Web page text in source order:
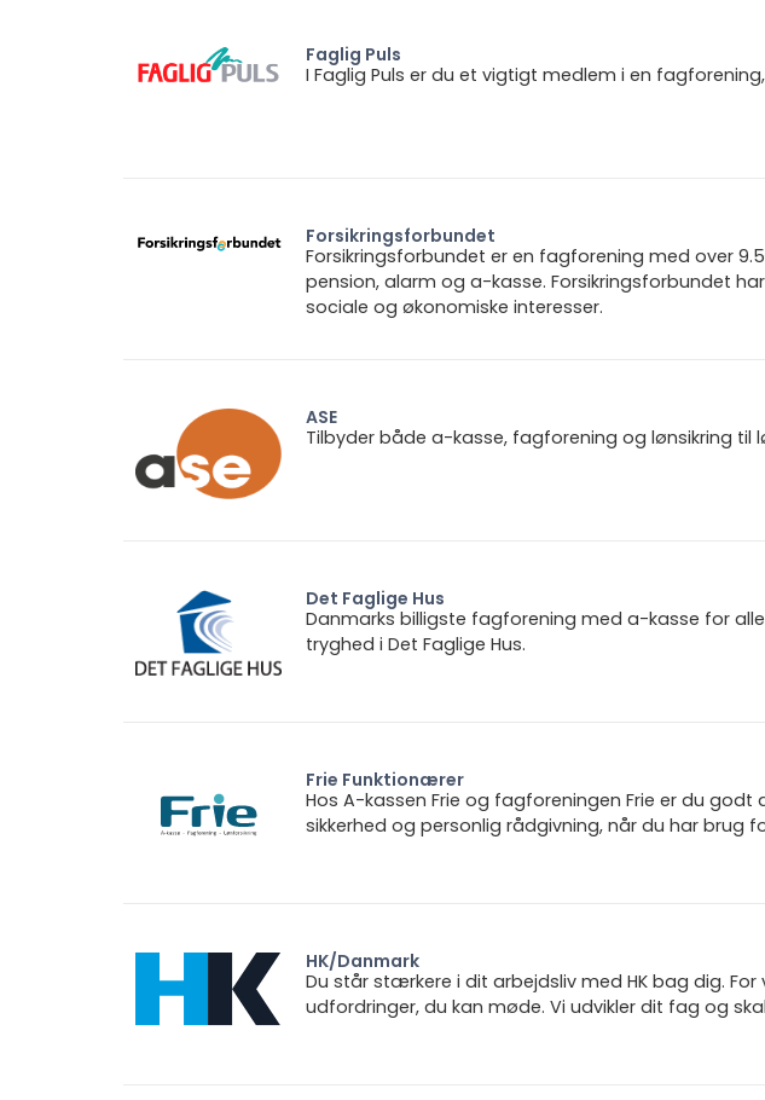
Faglig Puls
I Faglig Puls er du et vigtigt medlem i en
Forsikringsforbundet
Forsikringsforbundet er en fagforening med over
pension, alarm og a-kasse. Forsikringsforbundet
sociale og økonomiske interesser.
ASE
Tilbyder både a-kasse, fagforening og lønsikring
Det Faglige Hus
Danmarks billigste fagforening med a-kasse for
tryghed i Det Faglige Hus.
Frie Funktionærer
Hos A-kassen Frie og fagforeningen Frie er du
sikkerhed og personlig rådgivning, når du har brug
HK/Danmark
Du står stærkere i dit arbejdsliv med HK bag dig.
udfordringer, du kan møde. Vi udvikler dit fag og